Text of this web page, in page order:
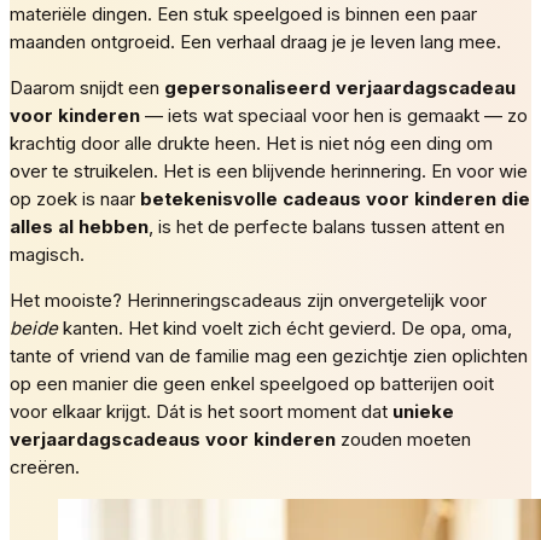
materiële dingen. Een stuk speelgoed is binnen een paar
maanden ontgroeid. Een verhaal draag je je leven lang mee.
Daarom snijdt een gepersonaliseerd verjaardagscadeau
voor kinderen — iets wat speciaal voor hen is gemaakt — zo
krachtig door alle drukte heen. Het is niet nóg een ding om
over te struikelen. Het is een blijvende herinnering. En voor wie
op zoek is naar betekenisvolle cadeaus voor kinderen die
alles al hebben , is het de perfecte balans tussen attent en
magisch.
Het mooiste? Herinneringscadeaus zijn onvergetelijk voor
beidekanten. Het kind voelt zich écht gevierd. De opa, oma,
tante of vriend van de familie mag een gezichtje zien oplichten
op een manier die geen enkel speelgoed op batterijen ooit
voor elkaar krijgt. Dát is het soort moment dat unieke
verjaardagscadeaus voor kinderen zouden moeten
creëren.